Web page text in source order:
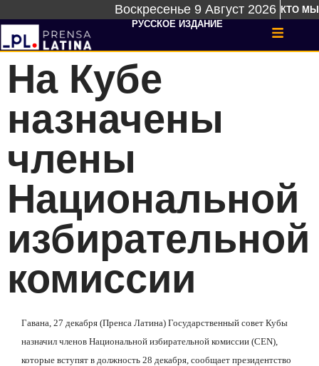
Воскресенье 9 Август 2026 КТО МЫ
РУССКОЕ ИЗДАНИЕ
На Кубе
назначены
члены
Национальной
избирательной
комиссии
Гавана, 27 декабря (Пренса Латина) Государственный совет Кубы
назначил членов Национальной избирательной комиссии (CEN),
которые вступят в должность 28 декабря, сообщает президентство